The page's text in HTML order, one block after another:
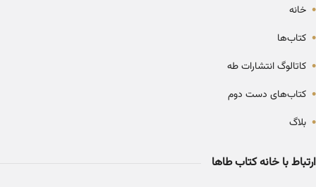
• خانه
• کتاب‌ها
• کاتالوگ انتشارات طه
• کتاب‌های دست دوم
• بلاگ
ارتباط با خانه کتاب طاها